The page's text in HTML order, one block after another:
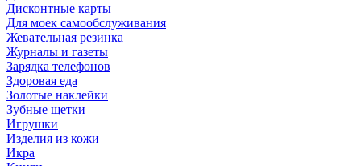
Дисконтные карты
Для моек самообслуживания
Жевательная резинка
Журналы и газеты
Зарядка телефонов
Здоровая еда
Золотые наклейки
Зубные щетки
Игрушки
Изделия из кожи
Икра